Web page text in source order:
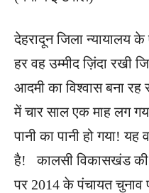
देहरादून जिला
हर वह उम्मीद ज़िंदा रखी
आदमी का विश्वास बना
में चार साल एक माह लग
पानी का पानी हो गया! यह
है! कालसी विकासखंड की
पर 2014 के पंचायत चुनाव